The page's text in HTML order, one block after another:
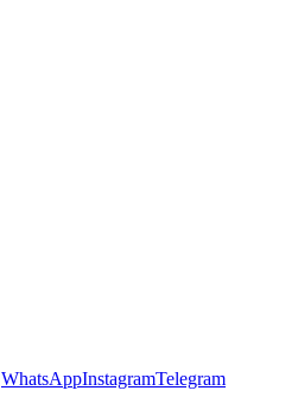
WhatsAppInstagramTelegram